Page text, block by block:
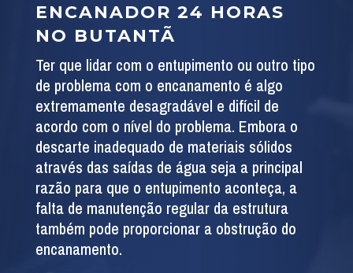
ENCANADOR 24 HORAS
NO BUTANTÃ
Ter que lidar com o entupimento ou outro tipo
de problema com o encanamento é algo
extremamente desagradável e difícil de
acordo com o nível do problema. Embora o
descarte inadequado de materiais sólidos
através das saídas de água seja a principal
razão para que o entupimento aconteça, a
falta de manutenção regular da estrutura
também pode proporcionar a obstrução do
encanamento.